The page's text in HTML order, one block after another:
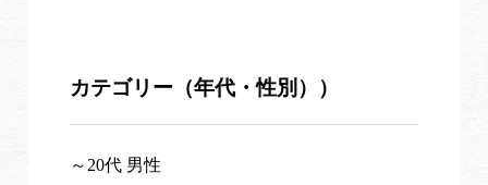
カテゴリー（年代・性別））
～20代 男性